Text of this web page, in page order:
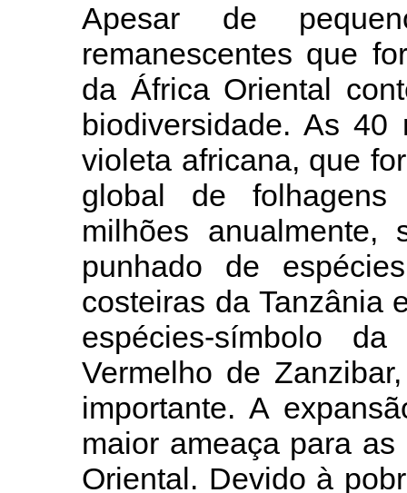
Apesar de
remanescentes que
da África Oriental
biodiversidade. As 40
violeta africana, que
global de
milhões
punhado de
costeiras da Tanzânia
espécies-símbolo
Vermelho de
importante. A
maior ameaça para
Oriental. Devido à